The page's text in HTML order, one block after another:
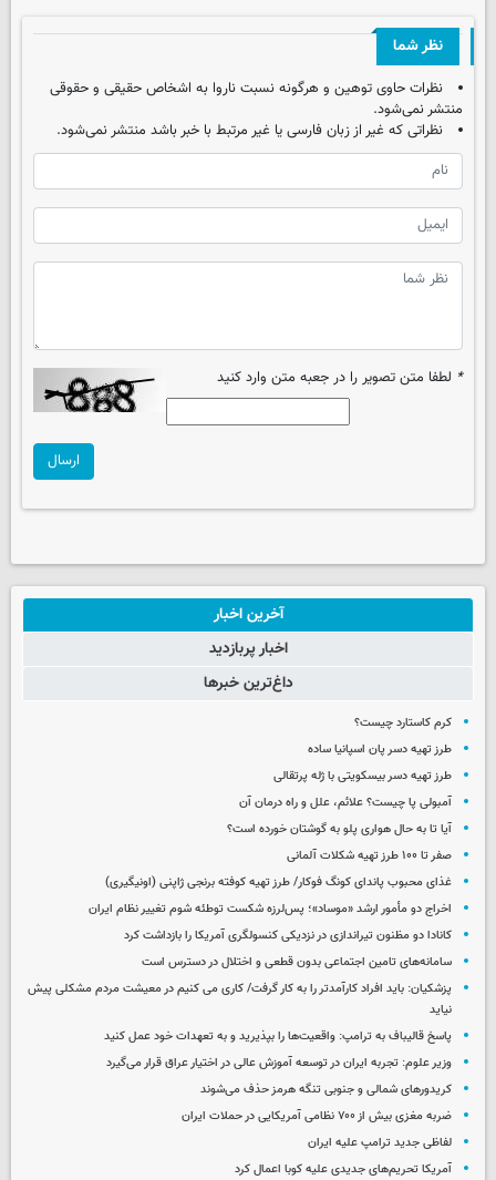
نظر شما
نظرات حاوی توهین و هرگونه نسبت ناروا به اشخاص حقیقی و حقوقی
منتشر نمی‌شود.
نظراتی که غیر از زبان فارسی یا غیر مرتبط با خبر باشد منتشر نمی‌شود.
* لطفا متن تصویر را در جعبه متن وارد کنید
ارسال
آخرین اخبار
اخبار پربازدید
داغ‌ترین خبرها
کرم کاستارد چیست؟
طرز تهیه دسر پان اسپانیا ساده
طرز تهیه دسر بیسکویتی با ژله پرتقالی
آمبولی پا چیست؟ علائم، علل و راه درمان آن
آیا تا به حال هواری پلو به گوشتان خورده است؟
صفر تا ۱۰۰ طرز تهیه شکلات آلمانی
غذای محبوب پاندای کونگ فوکار/ طرز تهیه کوفته برنجی ژاپنی (اونیگیری)
اخراج دو مأمور ارشد «موساد»؛ پس‌لرزه شکست توطئه شوم تغییر نظام ایران
کانادا دو مظنون تیراندازی در نزدیکی کنسولگری آمریکا را بازداشت کرد
سامانه‌های تامین اجتماعی بدون قطعی و اختلال در دسترس است
پزشکیان: باید افراد کارآمدتر را به کار گرفت/ کاری می کنیم در معیشت مردم مشکلی پیش
نیاید
پاسخ قالیباف به ترامپ: واقعیت‌ها را بپذیرید و به تعهدات خود عمل کنید
وزیر علوم: تجربه ایران در توسعه آموزش عالی در اختیار عراق قرار می‌گیرد
کریدورهای شمالی و جنوبی تنگه هرمز حذف می‌شوند
ضربه مغزی بیش از ۷۰۰ نظامی آمریکایی در حملات ایران
لفاظی جدید ترامپ علیه ایران
آمریکا تحریم‌های جدیدی علیه کوبا اعمال کرد